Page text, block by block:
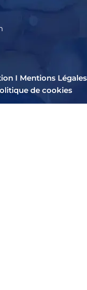
I Mentions Légales
de cookies